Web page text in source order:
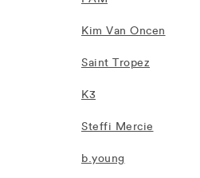
Kim Van Oncen
Saint Tropez
K3
Steffi Mercie
b.young